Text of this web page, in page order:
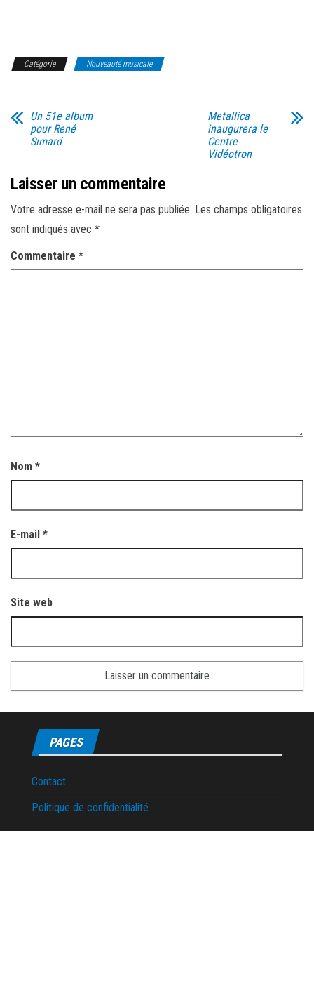
Catégorie Nouveauté musicale
Un 51e album
pour René
Simard
Metallica
inaugurera le
Centre
Vidéotron
Laisser un commentaire
Votre adresse e-mail ne sera pas publiée. Les champs obligatoires
sont indiqués avec *
Commentaire *
Nom *
E-mail *
Site web
PAGES
Contact
Politique de confidentialité